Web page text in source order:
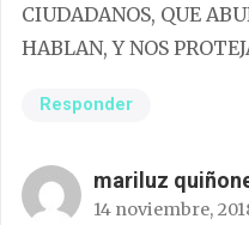
CIUDADANOS, QUE
HABLAN, Y NOS
Responder
mariluz
14 noviembre,